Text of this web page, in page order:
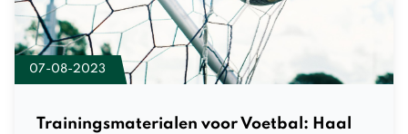
07-08-2023
Trainingsmaterialen voor Voetbal: Haal